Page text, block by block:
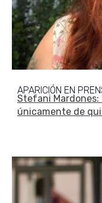
APARICIÓN EN
Stefani Mardones:
únicamente de